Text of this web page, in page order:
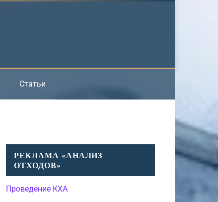
Статьи
РЕКЛАМА «АНАЛИЗ
ОТХОДОВ»
Проведение КХА